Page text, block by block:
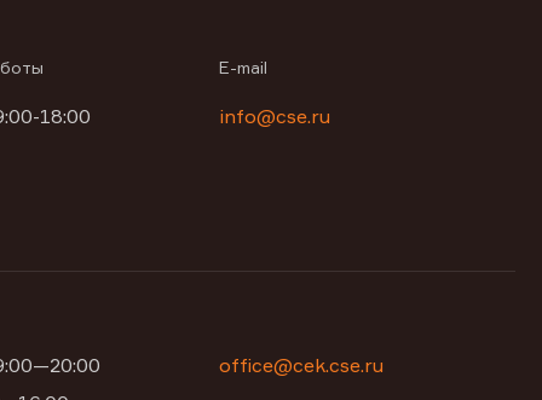
18:00
E-mail
info@cse.ru
office@cek.cse.ru